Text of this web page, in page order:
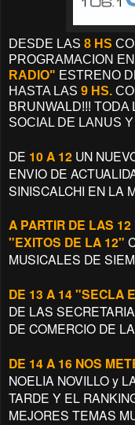
DESDE LAS 8 HS
PROGRAMACION
RADIO" ESTRENO
HASTA LAS 9 HS.
BRUNWALD!!! TODA
SOCIAL DE LANUS
DE 10 A 12 UN
ENVIO DE
SINISCALCHI EN LA
A PARTIR DE LAS
"EXITOS DE LA 12"
MUSICALES DE
DE 13 A 14 "SECLA
DE LAS
DE COMERCIO DE
DE 14 A 16 NOS
NOELIA NOVILLO y
TARDE Y EL
MEJORES TEMAS